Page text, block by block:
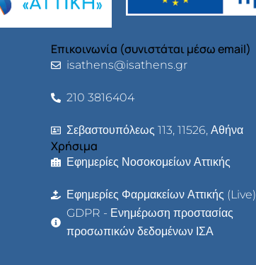
Επικοινωνία (συνιστάται μέσω email)
isathens@isathens.gr
210 3816404
Σεβαστουπόλεως 113, 11526, Αθήνα
Χρήσιμα
Εφημερίες Νοσοκομείων Αττικής
Εφημερίες Φαρμακείων Αττικής (Live)
GDPR - Ενημέρωση προστασίας
προσωπικών δεδομένων ΙΣΑ